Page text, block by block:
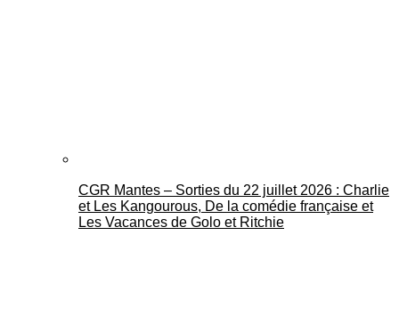
CGR Mantes – Sorties du 22 juillet 2026 : Charlie
et Les Kangourous, De la comédie française et
Les Vacances de Golo et Ritchie